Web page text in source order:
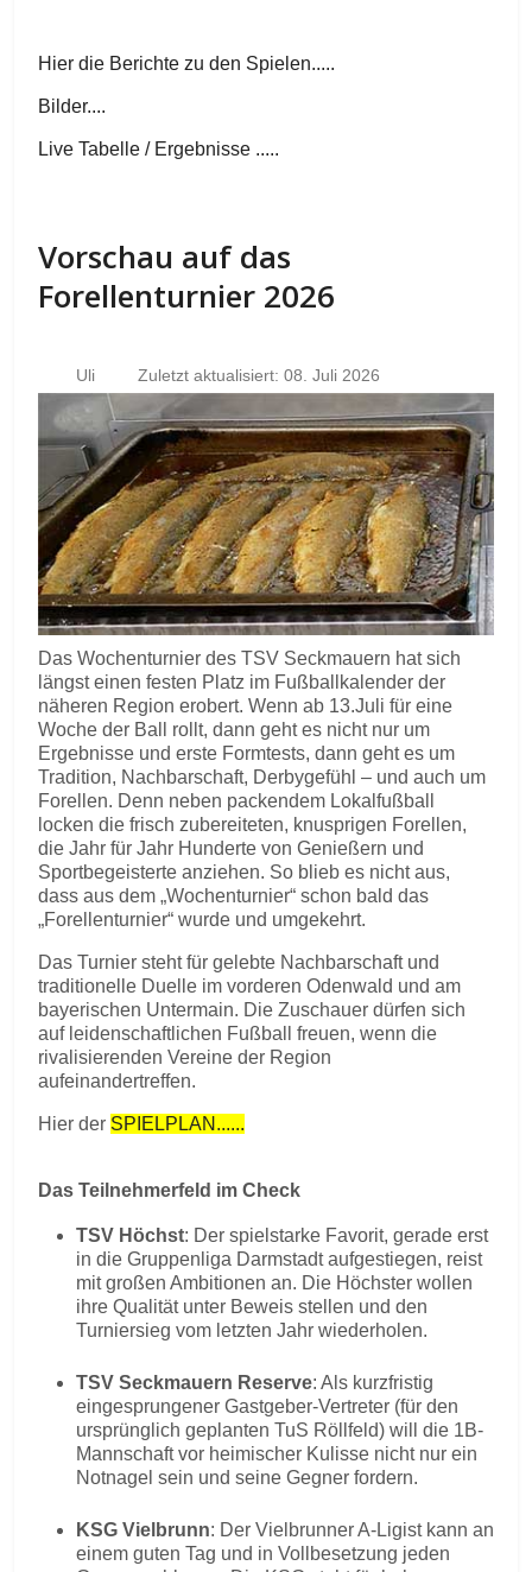
Hier die Berichte zu den Spielen.....
Bilder....
Live Tabelle / Ergebnisse .....
Vorschau auf das
Forellenturnier 2026
Uli Zuletzt aktualisiert: 08. Juli 2026
Das Wochenturnier des TSV Seckmauern hat sich
längst einen festen Platz im Fußballkalender der
näheren Region erobert. Wenn ab 13.Juli für eine
Woche der Ball rollt, dann geht es nicht nur um
Ergebnisse und erste Formtests, dann geht es um
Tradition, Nachbarschaft, Derbygefühl – und auch um
Forellen. Denn neben packendem Lokalfußball
locken die frisch zubereiteten, knusprigen Forellen,
die Jahr für Jahr Hunderte von Genießern und
Sportbegeisterte anziehen. So blieb es nicht aus,
dass aus dem „Wochenturnier“ schon bald das
„Forellenturnier“ wurde und umgekehrt.
Das Turnier steht für gelebte Nachbarschaft und
traditionelle Duelle im vorderen Odenwald und am
bayerischen Untermain. Die Zuschauer dürfen sich
auf leidenschaftlichen Fußball freuen, wenn die
rivalisierenden Vereine der Region
aufeinandertreffen.
Hier der SPIELPLAN......
Das Teilnehmerfeld im Check
TSV Höchst: Der spielstarke Favorit, gerade erst
in die Gruppenliga Darmstadt aufgestiegen, reist
mit großen Ambitionen an. Die Höchster wollen
ihre Qualität unter Beweis stellen und den
Turniersieg vom letzten Jahr wiederholen.
TSV Seckmauern Reserve: Als kurzfristig
eingesprungener Gastgeber-Vertreter (für den
ursprünglich geplanten TuS Röllfeld) will die 1B-
Mannschaft vor heimischer Kulisse nicht nur ein
Notnagel sein und seine Gegner fordern.
KSG Vielbrunn: Der Vielbrunner A-Ligist kann an
einem guten Tag und in Vollbesetzung jeden